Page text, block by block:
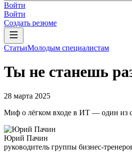
Войти
Войти
Создать резюме
СтатьиМолодым специалистам
Ты не станешь
28 марта 2025
Миф о лёгком входе в ИТ — один из
Юрий Пачин
руководитель группы бизнес-